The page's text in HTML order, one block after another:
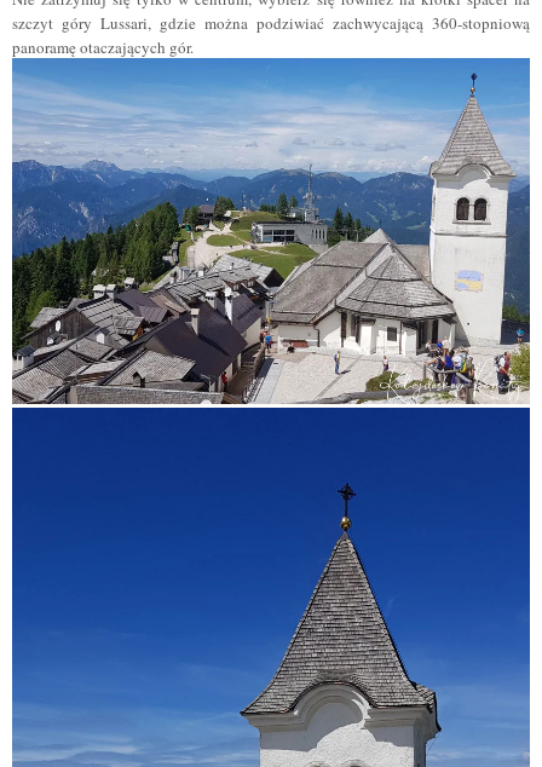
szczyt góry Lussari, gdzie można podziwiać zachwycającą 360-stopniową
panoramę otaczających gór.